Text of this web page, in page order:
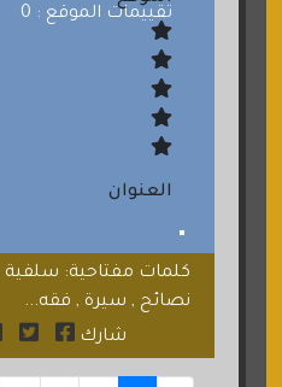
تقييمات الموقع : 0
العنوان
كلمات مفتاحية:
نصائح , سيرة , فقه...
شارك